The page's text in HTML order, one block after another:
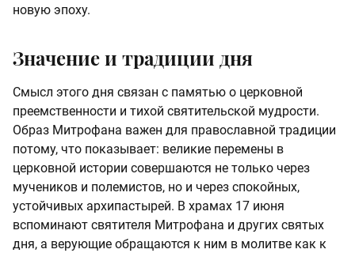
новую эпоху.
Значение и традиции дня
Смысл этого дня связан с памятью о церковной
преемственности и тихой святительской мудрости.
Образ Митрофана важен для православной традиции
потому, что показывает: великие перемены в
церковной истории совершаются не только через
мучеников и полемистов, но и через спокойных,
устойчивых архипастырей. В храмах 17 июня
вспоминают святителя Митрофана и других святых
дня, а верующие обращаются к ним в молитве как к